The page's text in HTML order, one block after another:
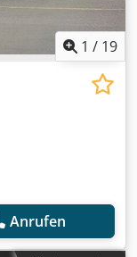
1 / 19
Anrufen